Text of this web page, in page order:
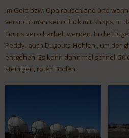
im Gold bzw. Opalrauschland und
versucht man sein Glück mit Shops, in
Touris verschärbelt werden. In die
Peddy. auch Dugouts-Höhlen , um der
entgehen. Es kann dann mal schnell
steinigen, roten Boden.